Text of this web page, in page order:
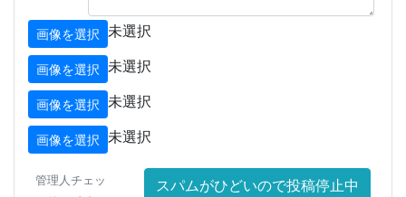
画像を選択 未選択
画像を選択 未選択
画像を選択 未選択
画像を選択 未選択
管理人チェッ
スパムがひどいので投稿停止中